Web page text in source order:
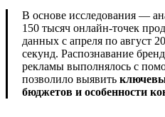
В основе исследования —
150 тысяч онлайн-точек
данных с апреля по август
секунд. Распознавание
рекламы выполнялось с
позволило выявить
бюджетов и особенности